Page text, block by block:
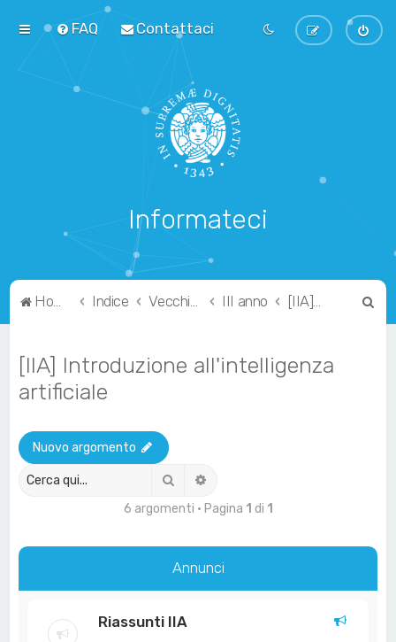
FAQ Contattaci
Informateci
Home Indice Vecchio Ordinamento III anno [IIA] Introduzione all'intelligenza artificiale
[IIA] Introduzione all'intelligenza
artificiale
Nuovo argomento
Cerca
6 argomenti • Pagina 1 di 1
Annunci
Riassunti IIA